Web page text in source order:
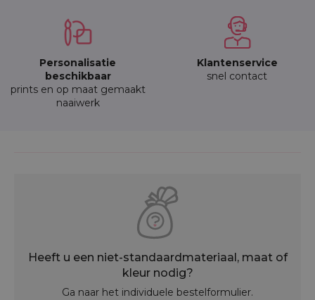
Personalisatie
beschikbaar
prints en op maat gemaakt
naaiwerk
Klantenservice
snel contact
Heeft u een niet-standaardmateriaal, maat of
kleur nodig?
Ga naar het individuele bestelformulier.